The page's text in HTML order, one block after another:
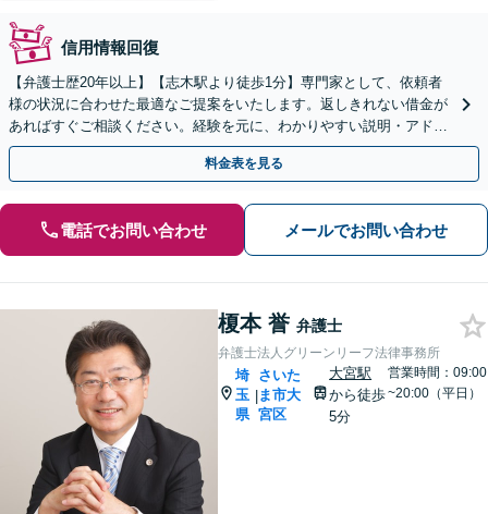
信用情報回復
【弁護士歴20年以上】【志木駅より徒歩1分】専門家として、依頼者
様の状況に合わせた最適なご提案をいたします。返しきれない借金が
あればすぐご相談ください。経験を元に、わかりやすい説明・アドバ
イスをいたします【初回面談無料】
料金表を見る
電話でお問い合わせ メールでお問い合わせ
榎本 誉 弁護士
弁護士法人グリーンリーフ法律事務所
埼
玉
県
|
さいた
ま市大
宮区
大宮駅
から徒歩
5分
営業時間：09:00
~20:00（平日）